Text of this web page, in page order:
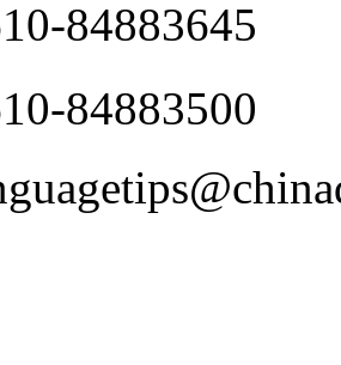
84883645
84883500